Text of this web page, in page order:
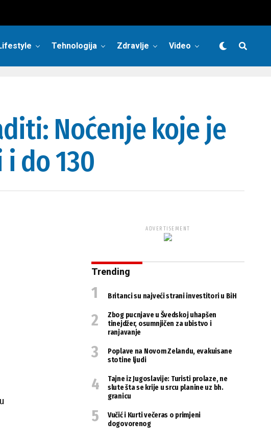
Tehnologija Zdravlje Video
Noćenje koje je
do 130
ADVERTISEMENT
Trending
Britanci su najveći strani investitori u BiH
Zbog pucnjave u Švedskoj uhapšen
tinejdžer, osumnjičen za ubistvo i
ranjavanje
Poplave na Novom Zelandu, evakuisane
stotine ljudi
Tajne iz Jugoslavije: Turisti prolaze, ne
slute šta se krije u srcu planine uz bh.
granicu
Vučić i Kurti večeras o primjeni
dogovorenog